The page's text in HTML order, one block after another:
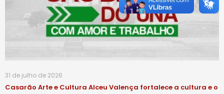
31 de julho de 2026
Casarão Arte e Cultura Alceu Valença fortalece a cultura e o